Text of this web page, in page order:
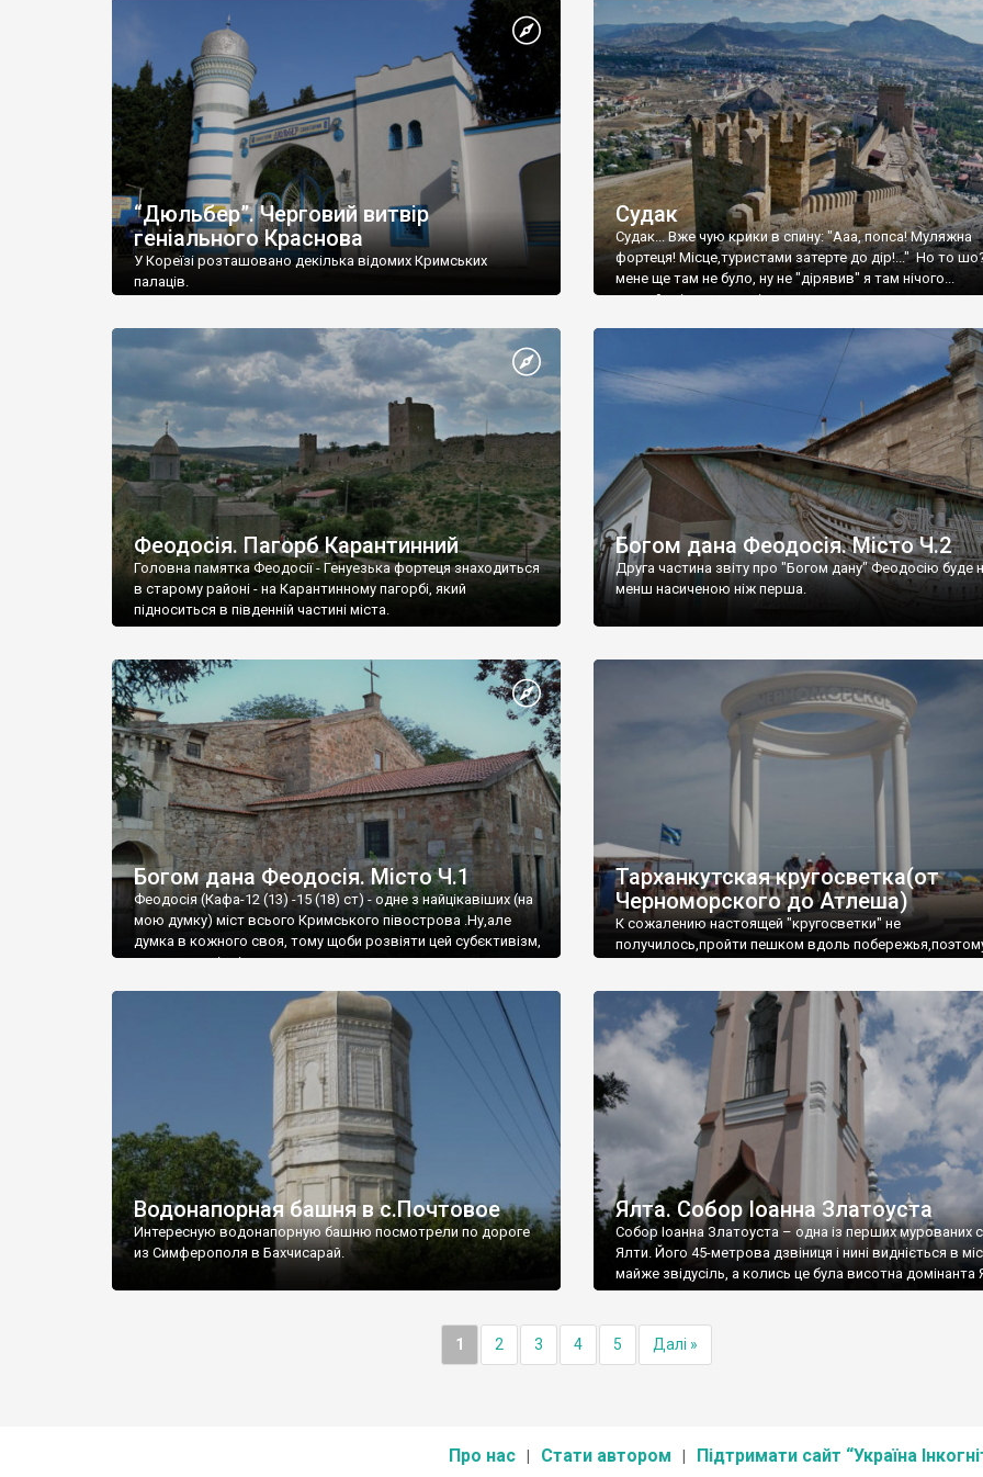
“Дюльбер”. Черговий витвір
геніального Краснова
У Кореїзі розташовано декілька відомих Кримських
палаців.
Судак
Судак... Вже чую крики в спину: "Ааа, попса! Муляжна
фортеця! Місце,туристами затерте до дір!..." Но то
мене ще там не було, ну не "дірявив" я там нічого...
принаймні до цього літа.
Феодосія. Пагорб Карантинний
Головна памятка Феодосії - Генуезька фортеця знаходиться
в старому районі - на Карантинному пагорбі, який
підноситься в південній частині міста.
Богом дана Феодосія. Місто Ч.2
Друга частина звіту про "Богом дану" Феодосію буде
менш насиченою ніж перша.
Богом дана Феодосія. Місто Ч.1
Феодосія (Кафа-12 (13) -15 (18) ст) - одне з найцікавіших (на
мою думку) міст всього Кримського півострова .Ну,але
думка в кожного своя, тому щоби розвіяти цей субєктивізм,
запрошую відвідати це
Тарханкутская кругосветка(от
Черноморского до Атлеша)
К сожалению настоящей "кругосветки" не
получилось,пройти пешком вдоль
Водонапорная башня в с.Почтовое
Интересную водонапорную башню посмотрели по дороге
из Симферополя в Бахчисарай.
Ялта. Собор Іоанна Златоуста
Собор Іоанна Златоуста – одна із перших мурованих
Ялти. Його 45-метрова дзвіниця і нині видніється в
майже звідусіль, а колись це була висотна домінанта
1 2 3 4 5 Далі »
Про нас Стати автором Підтримати сайт “Україна